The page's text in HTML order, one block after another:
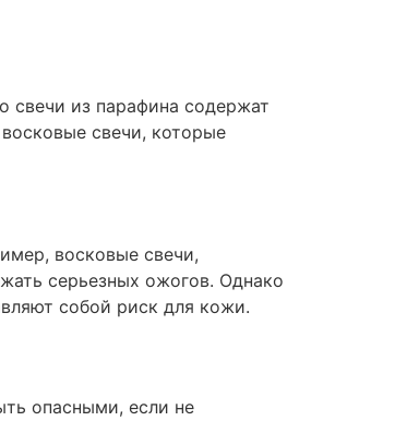
свечи из парафина содержат
свечи, которые
восковые свечи,
серьезных ожогов. Однако
собой риск для кожи.
опасными, если не